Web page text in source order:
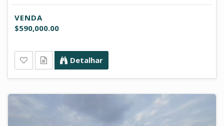
VENDA
$590,000.00
Detalhar